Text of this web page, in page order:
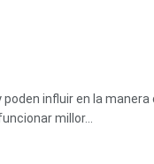
influir en la
millor...